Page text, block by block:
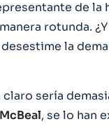
de
rotunda.
la
sería
, se lo han